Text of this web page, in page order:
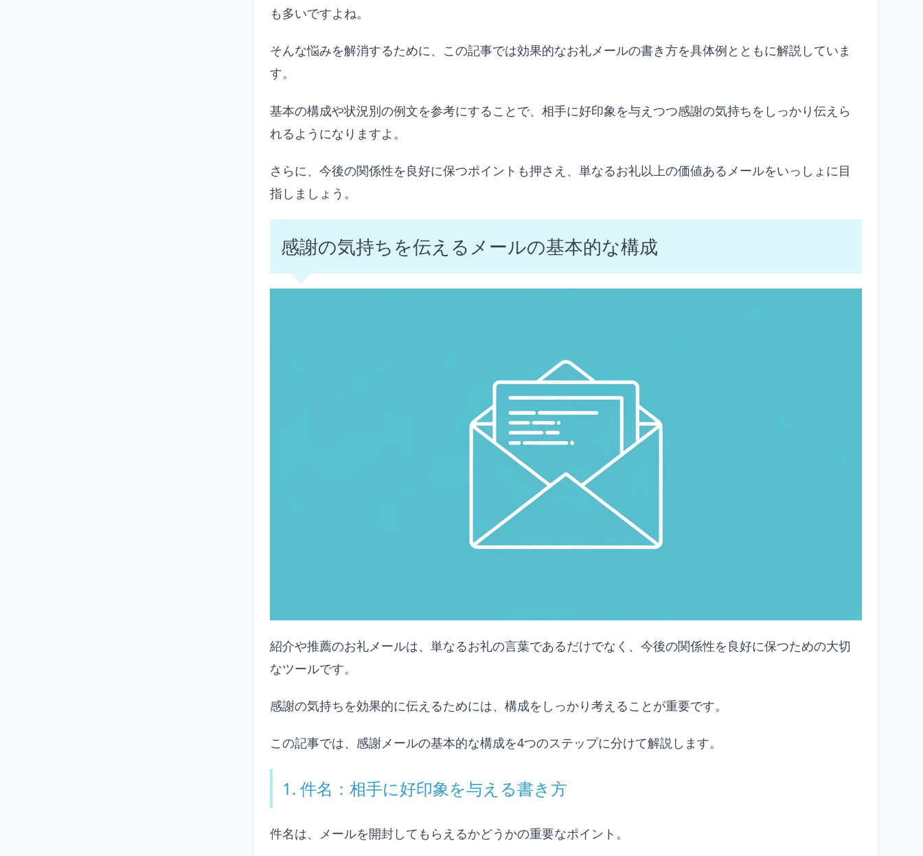
も多いですよね。
そんな悩みを解消するために、この記事では効果的なお礼メールの書き方を具体例とともに解説していま
す。
基本の構成や状況別の例文を参考にすることで、相手に好印象を与えつつ感謝の気持ちをしっかり伝えら
れるようになりますよ。
さらに、今後の関係性を良好に保つポイントも押さえ、単なるお礼以上の価値あるメールをいっしょに目
指しましょう。
感謝の気持ちを伝えるメールの基本的な構成
紹介や推薦のお礼メールは、単なるお礼の言葉であるだけでなく、今後の関係性を良好に保つための大切
なツールです。
感謝の気持ちを効果的に伝えるためには、構成をしっかり考えることが重要です。
この記事では、感謝メールの基本的な構成を4つのステップに分けて解説します。
1. 件名：相手に好印象を与える書き方
件名は、メールを開封してもらえるかどうかの重要なポイント。